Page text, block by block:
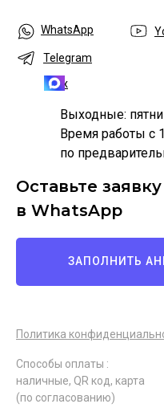
Политика
Оставьте заявку
в WhatsApp
ЗАПОЛНИТЬ
WhatsApp
Telegram
Max
Способы оплаты :
наличные, QR код, карта
(по согласованию)
Выходные:
Время работы с
по